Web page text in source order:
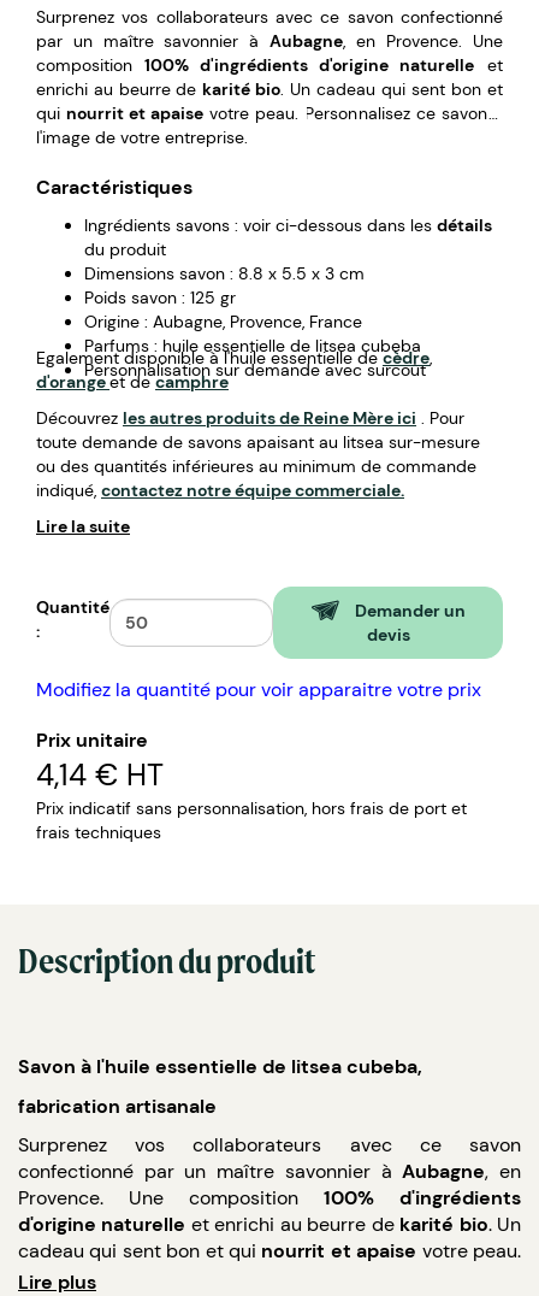
Surprenez vos collaborateurs avec ce savon confectionné
par un maître savonnier à Aubagne, en Provence. Une
composition 100% d'ingrédients d'origine naturelle et
enrichi au beurre de karité bio. Un cadeau qui sent bon et
qui nourrit et apaise votre peau. Personnalisez ce savon à
l'image de votre entreprise.
Caractéristiques
Ingrédients savons : voir ci-dessous dans les détails
du produit
Dimensions savon : 8.8 x 5.5 x 3 cm
Poids savon : 125 gr
Origine : Aubagne, Provence, France
Parfums : huile essentielle de litsea cubeba
Personnalisation sur demande avec surcoût
Egalement disponible à l'huile essentielle decèdre,
d'orangeet decamphre
Découvrez les autres produits de Reine Mère ici . Pour
toute demande de savons apaisant au litsea sur-mesure
ou des quantités inférieures au minimum de commande
indiqué, contactez notre équipe commerciale.
Lire la suite
Quantité
:
Demander un
devis
Modifiez la quantité pour voir apparaitre votre prix
Prix unitaire
4,14 € HT
Prix indicatif sans personnalisation, hors frais de port et
frais techniques
Description du produit
Savon à l'huile essentielle de litsea cubeba,
fabrication artisanale
Surprenez vos collaborateurs avec ce savon
confectionné par un maître savonnier àAubagne, en
Provence. Une composition 100% d'ingrédients
d'origine naturelle et enrichi au beurre de karité bio. Un
cadeau qui sent bon et qui nourrit et apaise votre peau.
Personnalisez ce savon à l'image de votre entreprise.
Lire plus